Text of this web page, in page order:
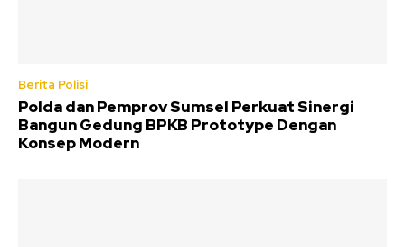
Berita Polisi
Polda dan Pemprov Sumsel Perkuat Sinergi
Bangun Gedung BPKB Prototype Dengan
Konsep Modern